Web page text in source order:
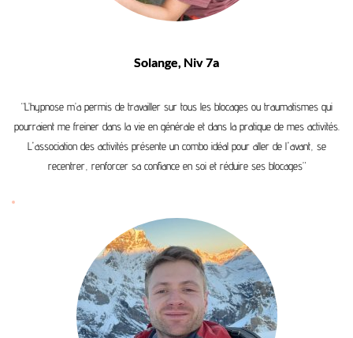
Solange, Niv 7a
“L’hypnose m’a permis de travailler sur tous les blocages ou traumatismes qui
pourraient me freiner dans la vie en générale et dans la pratique de mes activités.
L'association des activités présente un combo idéal pour aller de l'avant, se
recentrer, renforcer sa confiance en soi et réduire ses blocages”